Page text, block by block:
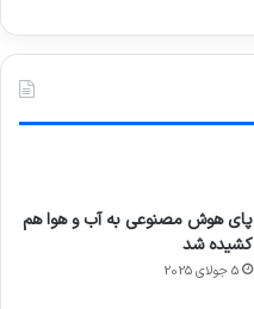
پای هوش مصنوعی به آب و هوا هم
کشیده شد
5 جولای 2025